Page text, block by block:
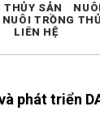
phát triển
SẢN
NUÔI TRỒNG
LIÊN HỆ